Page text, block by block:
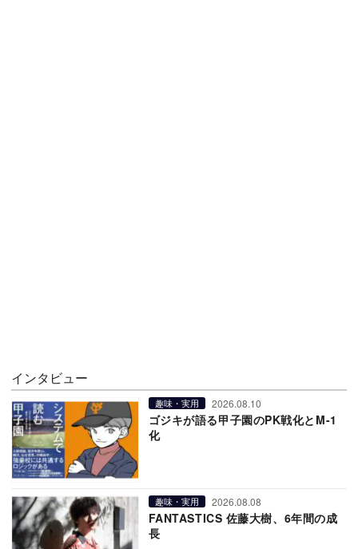
インタビュー
趣味・実用 2026.08.10
ゴジキが語る甲子園のPK戦化とM-1
化
趣味・実用 2026.08.08
FANTASTICS 佐藤大樹、6年間の成
長